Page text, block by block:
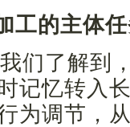
工的主体
们了解到
记忆转入
为调节，